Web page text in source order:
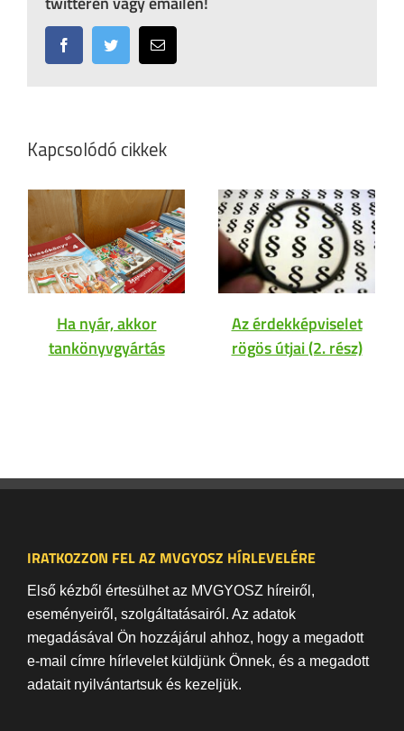
FacebookTwitter Email:
Kapcsolódó cikkek
Ha nyár, akkor
tankönyvgyártás
Az érdekképviselet
rögös útjai (2. rész)
IRATKOZZON FEL AZ MVGYOSZ HÍRLEVELÉRE
Első kézből értesülhet az MVGYOSZ híreiről,
eseményeiről, szolgáltatásairól. Az adatok
megadásával Ön hozzájárul ahhoz, hogy a megadott
e-mail címre hírlevelet küldjünk Önnek, és a megadott
adatait nyilvántartsuk és kezeljük.